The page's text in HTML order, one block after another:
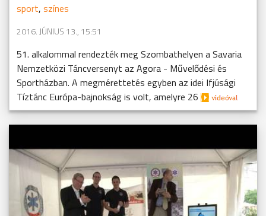
sport, színes
2016. JÚNIUS 13., 15:51
51. alkalommal rendezték meg Szombathelyen a Savaria
Nemzetközi Táncversenyt az Agora - Művelődési és
Sportházban. A megmérettetés egyben az idei Ifjúsági
Tíztánc Európa-bajnokság is volt, amelyre 26